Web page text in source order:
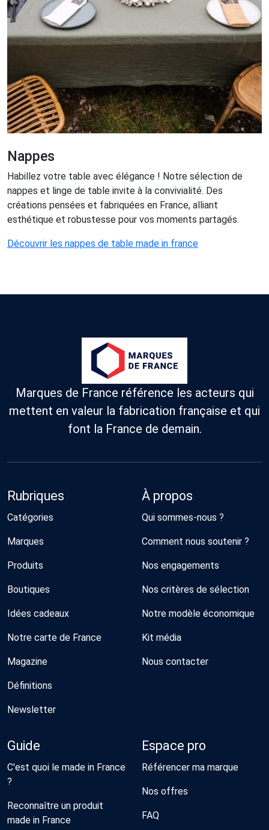
Nappes
Habillez votre table avec élégance ! Notre sélection de
nappes et linge de table invite à la convivialité. Des
créations pensées et fabriquées en France, alliant
esthétique et robustesse pour vos moments partagés.
Découvrir les nappes de table made in france
Marques de France référence les acteurs qui
mettent en valeur la fabrication française et qui
font la France de demain.
Rubriques
Catégories
Marques
Produits
Boutiques
Idées cadeaux
Notre carte de France
Magazine
Définitions
Newsletter
À propos
Qui sommes-nous ?
Comment nous soutenir ?
Nos engagements
Nos critères de sélection
Notre modèle économique
Kit média
Nous contacter
Guide
C'est quoi le made in France
?
Reconnaître un produit
made in France
Espace pro
Référencer ma marque
Nos offres
FAQ